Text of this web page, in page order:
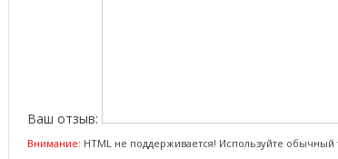
Ваш отзыв:
Внимание: HTML не поддерживается! Используйте обычный